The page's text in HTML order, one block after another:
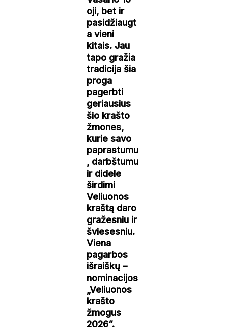
oji, bet ir
pasidžiaugt
a vieni
kitais. Jau
tapo gražia
tradicija šia
proga
pagerbti
geriausius
šio krašto
žmones,
kurie savo
paprastumu
, darbštumu
ir didele
širdimi
Veliuonos
kraštą daro
gražesniu ir
šviesesniu.
Viena
pagarbos
išraiškų –
nominacijos
„Veliuonos
krašto
žmogus
2026“.